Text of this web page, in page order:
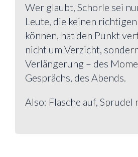
Wer glaubt, Schorle sei
Leute, die keinen
können, hat den Punkt
nicht um Verzicht,
Verlängerung – des
Gesprächs, des Abends.
Also: Flasche auf, Sprudel